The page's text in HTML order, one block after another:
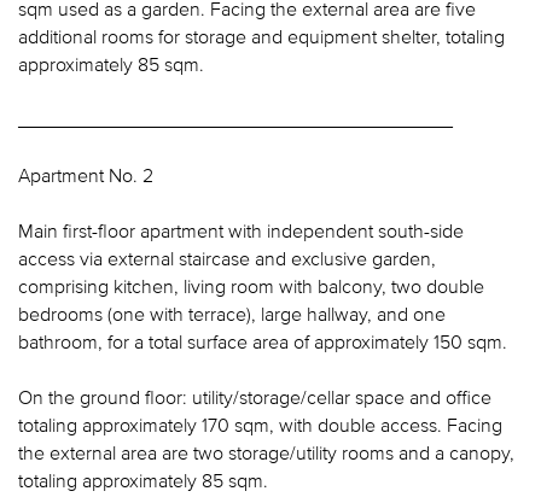
sqm used as a garden. Facing the external area are five
additional rooms for storage and equipment shelter, totaling
approximately 85 sqm.
Apartment No. 2
Main first-floor apartment with independent south-side
access via external staircase and exclusive garden,
comprising kitchen, living room with balcony, two double
bedrooms (one with terrace), large hallway, and one
bathroom, for a total surface area of approximately 150 sqm.
On the ground floor: utility/storage/cellar space and office
totaling approximately 170 sqm, with double access. Facing
the external area are two storage/utility rooms and a canopy,
totaling approximately 85 sqm.